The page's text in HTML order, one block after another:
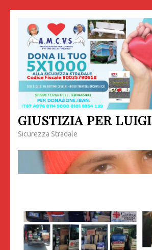
contenuto
(premi
invio)
GIUSTIZIA PER LUIGI
Sicurezza Stradale